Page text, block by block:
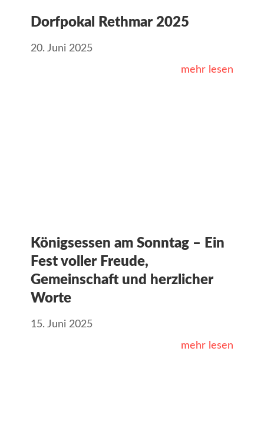
Dorfpokal Rethmar 2025
20. Juni 2025
mehr lesen
Königsessen am Sonntag – Ein
Fest voller Freude,
Gemeinschaft und herzlicher
Worte
15. Juni 2025
mehr lesen